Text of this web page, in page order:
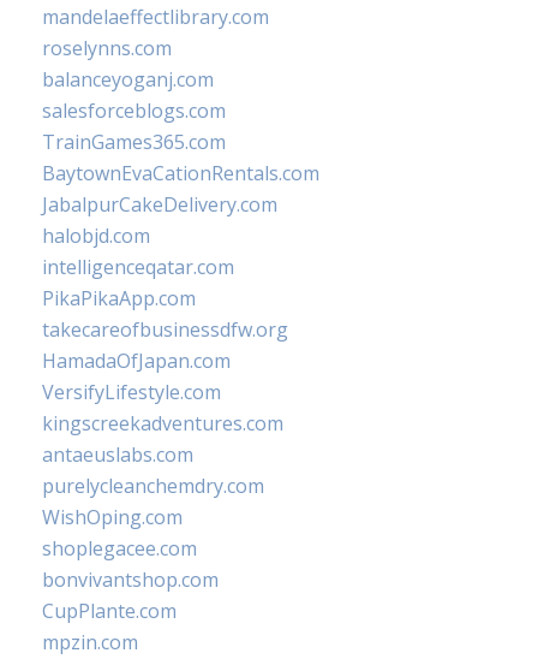
mandelaeffectlibrary.com
roselynns.com
balanceyoganj.com
salesforceblogs.com
TrainGames365.com
BaytownEvaCationRentals.com
JabalpurCakeDelivery.com
halobjd.com
intelligenceqatar.com
PikaPikaApp.com
takecareofbusinessdfw.org
HamadaOfJapan.com
VersifyLifestyle.com
kingscreekadventures.com
antaeuslabs.com
purelycleanchemdry.com
WishOping.com
shoplegacee.com
bonvivantshop.com
CupPlante.com
mpzin.com